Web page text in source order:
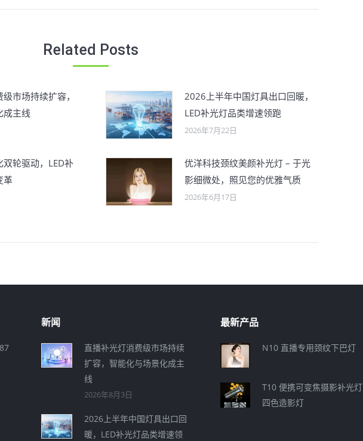
的
Related Posts
市场持续扩容，
成主线
2026上半年中国灯具出口回暖，
LED补光灯品类增速领跑
2026年7月22日
轮驱动，LED补
革
优洋科技颈纹美颜补光灯 – 于光
影细微处，照见您的优雅气质
2026年6月17日
新闻
直播补光灯消费级市场持续
扩容，智能化与场景化成主
线
2026年8月3日
2026上半年中国灯具出口回
暖，LED补光灯品类增速领
最新产品
N10 直播专用颈纹下巴灯
T10 便携可变焦摄影补光灯
四色造影灯